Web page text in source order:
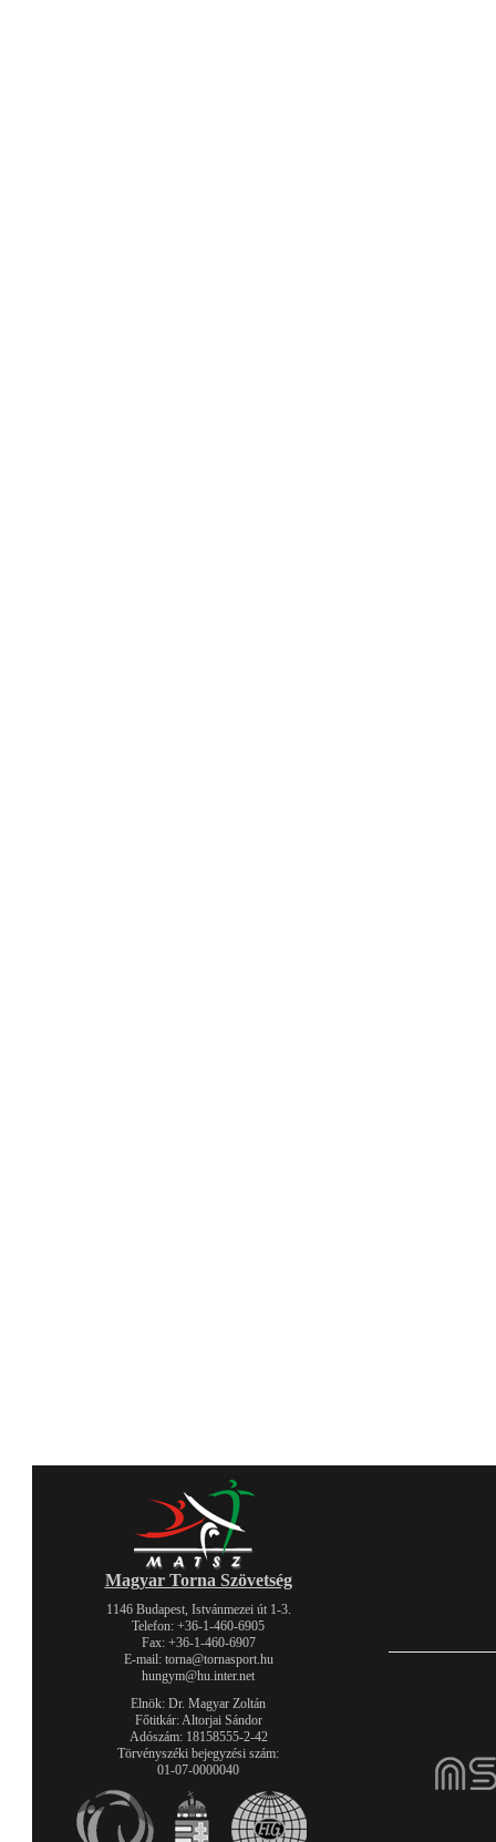
Magyar Torna Szövetség
1146 Budapest, Istvánmezei út 1-3.
Telefon: +36-1-460-6905
Fax: +36-1-460-6907
E-mail: torna@tornasport.hu
hungym@hu.inter.net
Elnök: Dr. Magyar Zoltán
Főtitkár: Altorjai Sándor
Adószám: 18158555-2-42
Törvényszéki bejegyzési szám:
01-07-0000040